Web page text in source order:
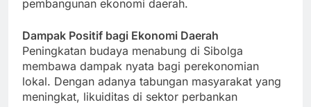
pembangunan ekonomi daerah.
Dampak Positif bagi Ekonomi Daerah
Peningkatan budaya menabung di Sibolga
membawa dampak nyata bagi perekonomian
lokal. Dengan adanya tabungan masyarakat yang
meningkat, likuiditas di sektor perbankan